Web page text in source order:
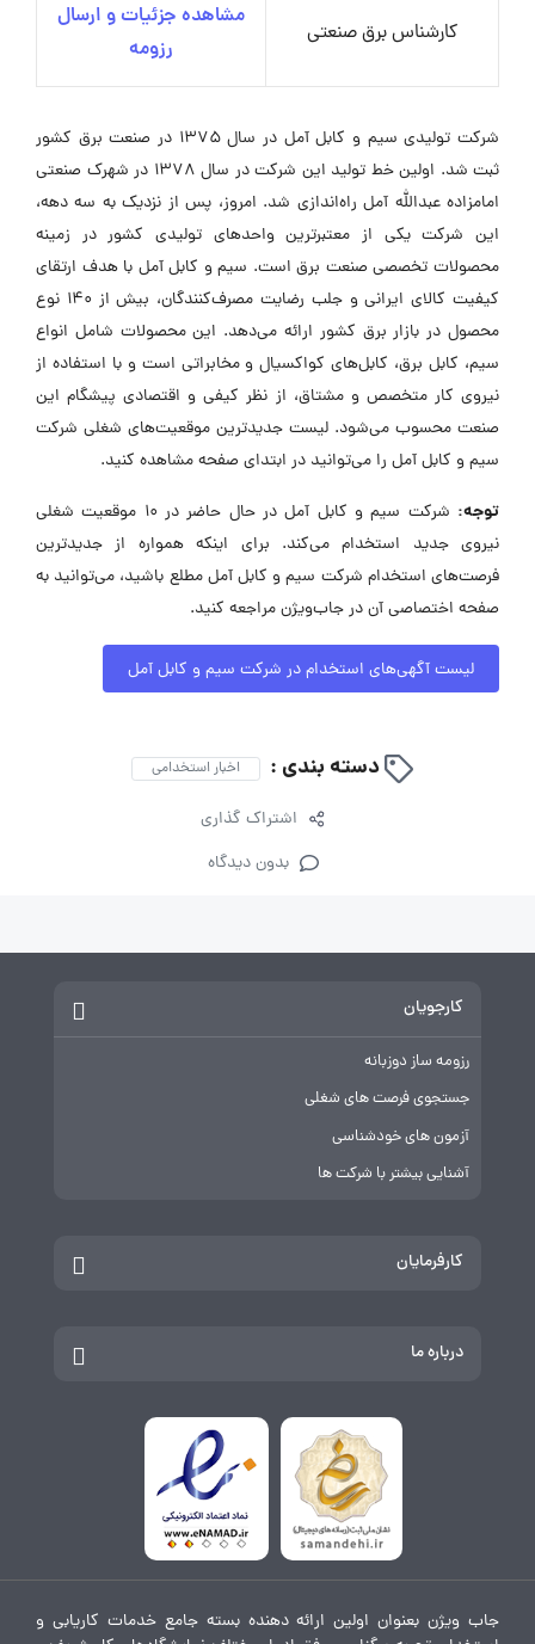
کارشناس برق صنعتی
مشاهده جزئیات و ارسال
رزومه
شرکت تولیدی سیم و کابل آمل در سال 1375 در صنعت برق کشور
ثبت شد. اولین خط تولید این شرکت در سال 1378 در شهرک صنعتی
امامزاده عبدالله آمل راه‌اندازی شد. امروز، پس از نزدیک به سه دهه،
این شرکت یکی از معتبرترین واحدهای تولیدی کشور در زمینه
محصولات تخصصی صنعت برق است. سیم و کابل آمل با هدف ارتقای
کیفیت کالای ایرانی و جلب رضایت مصرف‌کنندگان، بیش از 140 نوع
محصول در بازار برق کشور ارائه می‌دهد. این محصولات شامل انواع
سیم، کابل برق، کابل‌های کواکسیال و مخابراتی است و با استفاده از
نیروی کار متخصص و مشتاق، از نظر کیفی و اقتصادی پیشگام این
صنعت محسوب می‌شود. لیست جدیدترین موقعیت‌های شغلی شرکت
سیم و کابل آمل را می‌توانید در ابتدای صفحه مشاهده کنید.
توجه:
شرکت سیم و کابل آمل در حال حاضر در ۱۰ موقعیت شغلی
نیروی جدید استخدام می‌کند. برای اینکه همواره از جدیدترین
فرصت‌های استخدام شرکت سیم و کابل آمل مطلع باشید، می‌توانید به
صفحه اختصاصی آن در جاب‌ویژن مراجعه کنید.
لیست آگهی‌های استخدام در شرکت سیم و کابل آمل
دسته بندی : اخبار استخدامی
اشتراک گذاری
بدون دیدگاه
کارجویان
رزومه ساز دوزبانه
جستجوی فرصت های شغلی
آزمون های خودشناسی
آشنایی بیشتر با شرکت ها
کارفرمایان
درباره ما
جاب ویژن بعنوان اولین ارائه دهنده بسته جامع خدمات کاریابی و